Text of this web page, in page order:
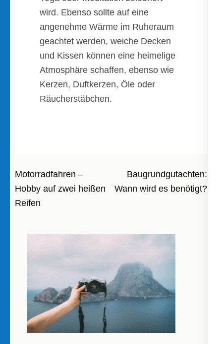
wird. Ebenso sollte auf eine
angenehme Wärme im Ruheraum
geachtet werden, weiche Decken
und Kissen können eine heimelige
Atmosphäre schaffen, ebenso wie
Kerzen, Duftkerzen, Öle oder
Räucherstäbchen.
Beitragsnavigation
Motorradfahren –
Hobby auf zwei heißen
Reifen
Baugrundgutachten:
Wann wird es benötigt?